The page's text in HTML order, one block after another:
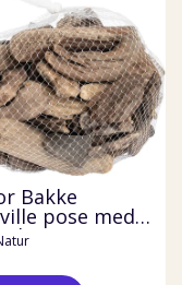
Bakke
pose med